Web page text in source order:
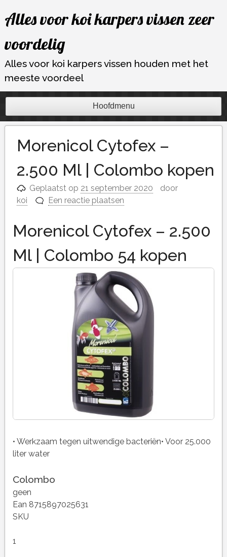
naar
inhoud
Alles voor koi karpers vissen zeer
voordelig
Alles voor koi karpers vissen houden met het
meeste voordeel
Hoofdmenu
Morenicol Cytofex –
2.500 Ml | Colombo kopen
Geplaatst op 21 september 2020
door
koi
Een reactie plaatsen
Morenicol Cytofex – 2.500
Ml | Colombo 54 kopen
• Werkzaam tegen uitwendige bacteriën• Voor 25.000
liter water
Colombo
geen
Ean 8715897025631
SKU
1